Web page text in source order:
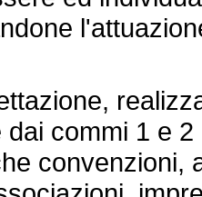
commi 1 e
convenzioni,